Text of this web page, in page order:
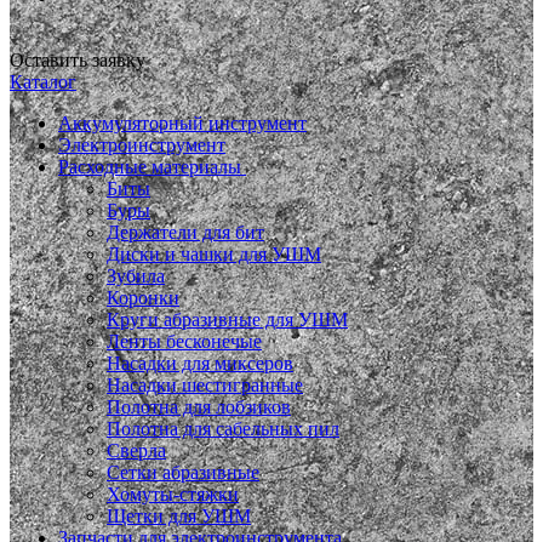
Оставить заявку
Каталог
Аккумуляторный инструмент
Электроинструмент
Расходные материалы
Биты
Буры
Держатели для бит
Диски и чашки для УШМ
Зубила
Коронки
Круги абразивные для УШМ
Ленты бесконечые
Насадки для миксеров
Насадки шестигранные
Полотна для лобзиков
Полотна для сабельных пил
Сверла
Сетки абразивные
Хомуты-стяжки
Щетки для УШМ
Запчасти для электроинструмента